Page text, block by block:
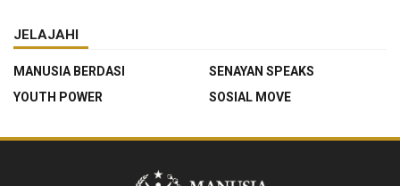
JELAJAHI
MANUSIA BERDASI
SENAYAN SPEAKS
YOUTH POWER
SOSIAL MOVE